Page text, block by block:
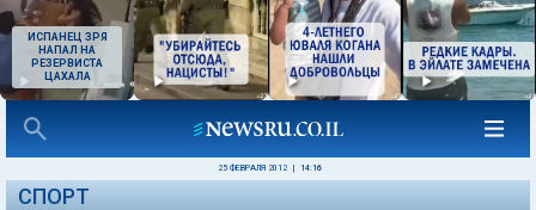
ИСПАНЕЦ ЗРЯ
НАПАЛ НА
РЕЗЕРВИСТА
ЦАХАЛА
25 ФЕВРАЛЯ 2012 14:16
СПОРТ